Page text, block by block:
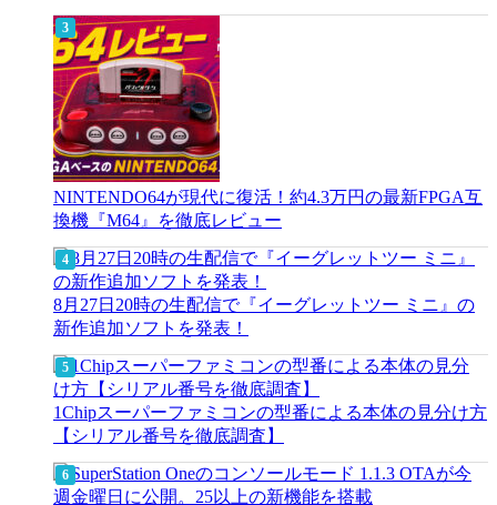
NINTENDO64が現代に復活！約4.3万円の最新FPGA互
換機『M64』を徹底レビュー
8月27日20時の生配信で『イーグレットツー ミニ』の
新作追加ソフトを発表！
1Chipスーパーファミコンの型番による本体の見分け方
【シリアル番号を徹底調査】